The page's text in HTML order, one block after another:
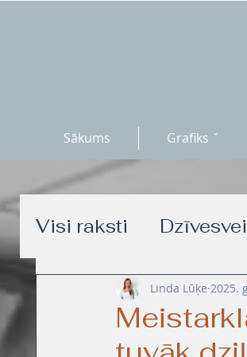
Sākums Grafiks ˇ
Visi raksti
Funkcionālie
Linda Lūķe 2025.